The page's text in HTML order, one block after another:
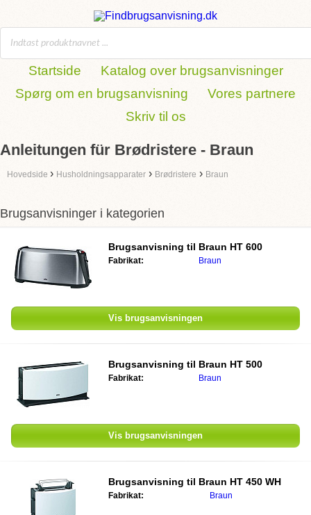
Startside
Katalog over brugsanvisninger
Spørg om en brugsanvisning
Vores partnere
Skriv til os
Anleitungen für Brødristere - Braun
Hovedside › Husholdningsapparater › Brødristere › Braun
Brugsanvisninger i kategorien
Brugsanvisning til Braun HT 600
Fabrikat: Braun
Vis brugsanvisningen
Brugsanvisning til Braun HT 500
Fabrikat: Braun
Vis brugsanvisningen
Brugsanvisning til Braun HT 450 WH
Fabrikat: Braun